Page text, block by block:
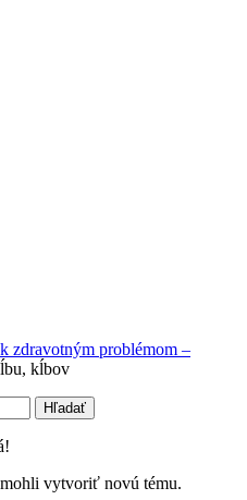
zdravotným problémom –
kĺbov
vytvoriť novú tému.